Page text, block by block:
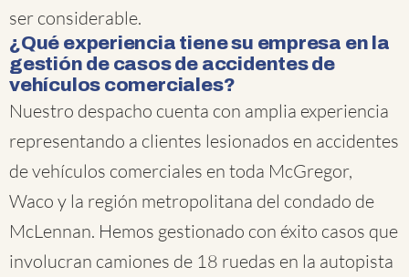
ser considerable.
¿Qué experiencia tiene su empresa en la
gestión de casos de accidentes de
vehículos comerciales?
Nuestro despacho cuenta con amplia experiencia
representando a clientes lesionados en accidentes
de vehículos comerciales en toda McGregor,
Waco y la región metropolitana del condado de
McLennan. Hemos gestionado con éxito casos que
involucran camiones de 18 ruedas en la autopista